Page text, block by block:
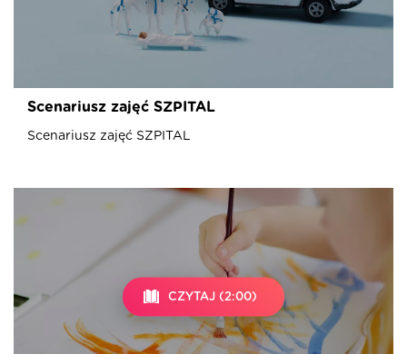
Scenariusz zajęć SZPITAL
Scenariusz zajęć SZPITAL
CZYTAJ (2:00)